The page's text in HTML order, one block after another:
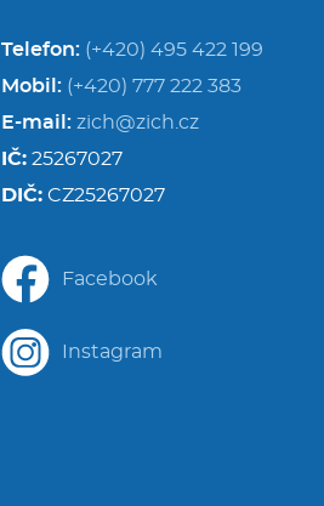
Telefon: (+420) 495 422 199
Mobil: (+420) 777 222 383
E-mail: zich@zich.cz
IČ: 25267027
DIČ: CZ25267027
Facebook
Instagram